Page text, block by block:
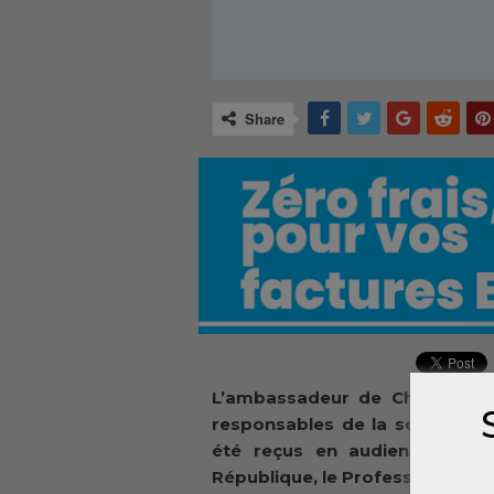
Share
L’ambassadeur de Chine,
responsables de la société
été reçus en audience ce
République, le Professeur